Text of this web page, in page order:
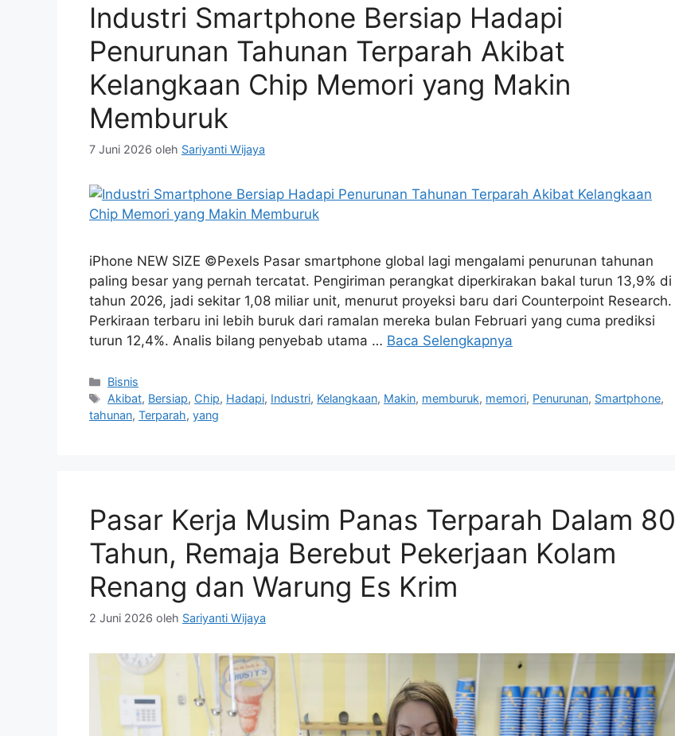
Industri Smartphone Bersiap Hadapi
Penurunan Tahunan Terparah Akibat
Kelangkaan Chip Memori yang Makin
Memburuk
7 Juni 2026 oleh Sariyanti Wijaya
iPhone NEW SIZE ©Pexels Pasar smartphone global lagi mengalami penurunan tahunan
paling besar yang pernah tercatat. Pengiriman perangkat diperkirakan bakal turun 13,9% di
tahun 2026, jadi sekitar 1,08 miliar unit, menurut proyeksi baru dari Counterpoint Research.
Perkiraan terbaru ini lebih buruk dari ramalan mereka bulan Februari yang cuma prediksi
turun 12,4%. Analis bilang penyebab utama … Baca Selengkapnya
Kategori
Bisnis
Tag
Akibat, Bersiap, Chip, Hadapi, Industri, Kelangkaan, Makin, memburuk, memori, Penurunan, Smartphone,
tahunan, Terparah, yang
Pasar Kerja Musim Panas Terparah Dalam 80
Tahun, Remaja Berebut Pekerjaan Kolam
Renang dan Warung Es Krim
2 Juni 2026 oleh Sariyanti Wijaya